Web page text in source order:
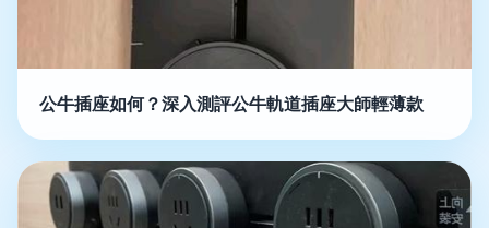
公牛插座如何？深入測評公牛軌道插座大師輕薄款